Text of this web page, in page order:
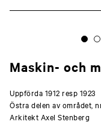
Maskin- och
Uppförda 1912 resp 1923
Östra delen av området,
Arkitekt Axel Stenberg